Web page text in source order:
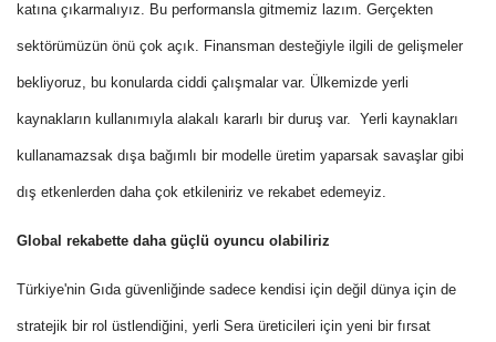
katına çıkarmalıyız. Bu performansla gitmemiz lazım. Gerçekten
sektörümüzün önü çok açık. Finansman desteğiyle ilgili de gelişmeler
bekliyoruz, bu konularda ciddi çalışmalar var. Ülkemizde yerli
kaynakların kullanımıyla alakalı kararlı bir duruş var. Yerli kaynakları
kullanamazsak dışa bağımlı bir modelle üretim yaparsak savaşlar gibi
dış etkenlerden daha çok etkileniriz ve rekabet edemeyiz.
Global rekabette daha güçlü oyuncu olabiliriz
Türkiye'nin Gıda güvenliğinde sadece kendisi için değil dünya için de
stratejik bir rol üstlendiğini, yerli Sera üreticileri için yeni bir fırsat